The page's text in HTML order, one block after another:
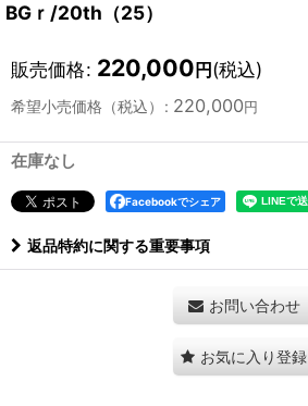
BGｒ/20th（25）
販売価格: 220,000 円 (税込)
希望小売価格（税込） : 220,000円
在庫なし
Facebookでシェア
返品特約に関する重要事項
お問い合わせ
お気に入り登録